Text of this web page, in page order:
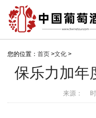
您的位置： 首页 >文化 >
保乐力加年
来源：